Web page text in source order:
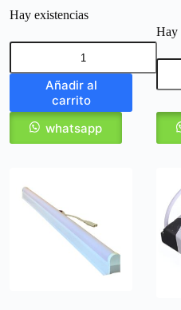
Hay existencias
Añadir al
carrito
whatsapp
Hay